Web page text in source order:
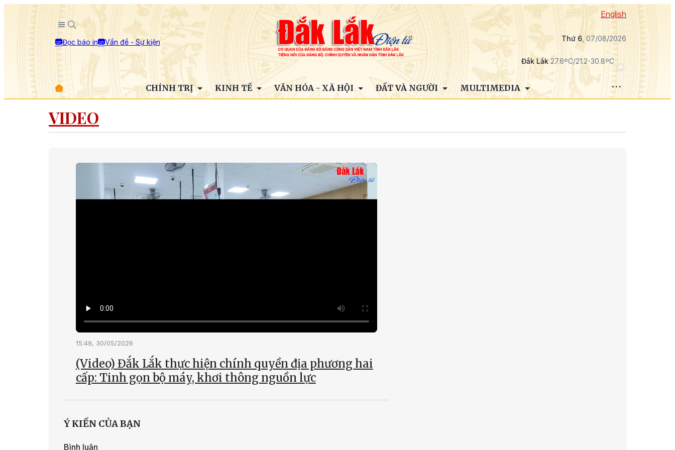
Đọc báo in Vấn đề - Sự kiện
English
Thứ 6, 07/08/2026
Đắk Lắk27.6ºC/21.2-30.8ºC
CHÍNH TRỊ KINH TẾ VĂN HÓA - XÃ HỘI ĐẤT VÀ NGƯỜI MULTIMEDIA
VIDEO
15:49, 30/05/2026
(Video) Đắk Lắk thực hiện chính quyền địa phương hai
cấp: Tinh gọn bộ máy, khơi thông nguồn lực
Ý KIẾN CỦA BẠN
Bình luận